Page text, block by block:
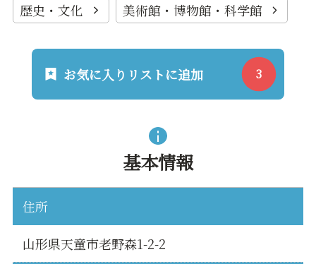
歴史・文化
美術館・博物館・科学館
お気に入りリストに追加
基本情報
住所
山形県天童市老野森1-2-2